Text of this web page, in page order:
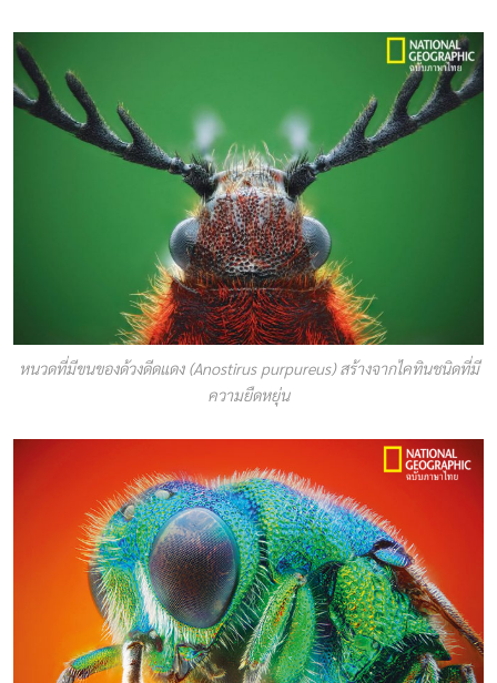
หนวดที่มีขนของด้วงดีดแดง (Anostirus purpureus) สร้างจากไคทินชนิดที่มี
ความยืดหยุ่น